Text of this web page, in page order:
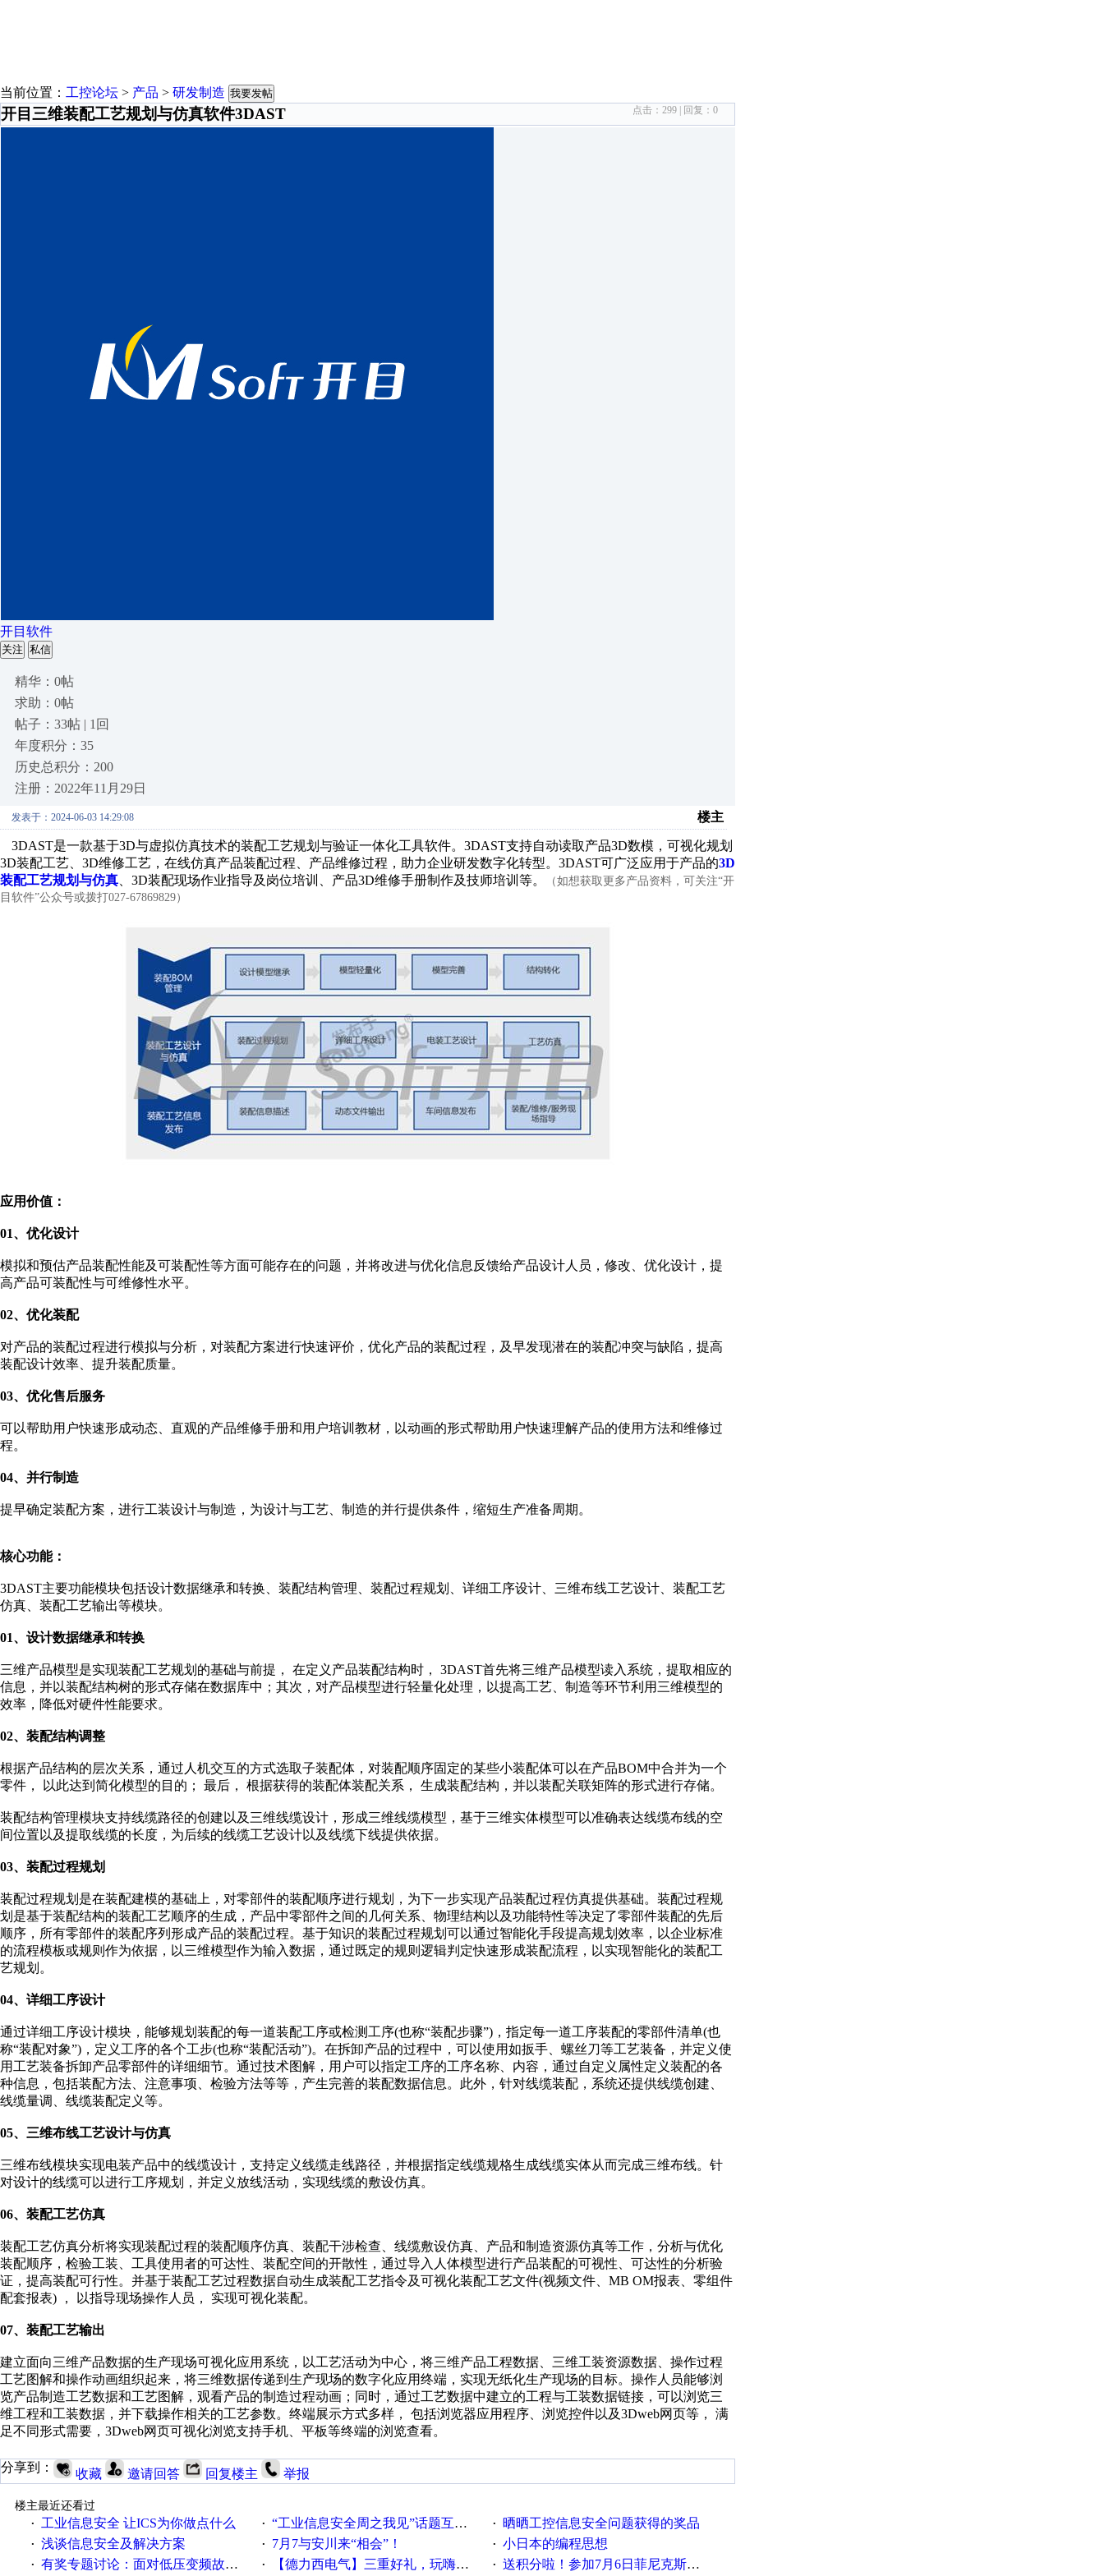
当前位置： 工控论坛 > 产品 > 研发制造 我要发帖
开目三维装配工艺规划与仿真软件3DAST 点击： 299 | 回复： 0
开目软件
关注 私信
精华：0帖
求助：0帖
帖子：33帖 | 1回
年度积分：35
历史总积分：200
注册：2022年11月29日
发表于：2024-06-03 14:29:08 楼主
3DAST是一款基于3D与虚拟仿真技术的装配工艺规划与验证一体化工具软件。 3DAST支持自动读取产品3D数模，可视化规划
3D装配工艺、 3D维修工艺，在线仿真产品装配过程、产品维修过程，助力企业研发数字化转型。 3DAST可广泛应用于产品的3D
装配工艺规划与仿真
3D装配现场作业指导及岗位培训、产品3D维修手册制作及技师培训等。 （如想获取更多产品资料，可关注“开
目软件”公众号或拨打027-67869829）
应用价值：
01、优化设计
模拟和预估产品装配性能及可装配性等方面可能存在的问题，并将改进与优化信息反馈给产品设计人员，修改、优化设计，提
高产品可装配性与可维修性水平。
02、优化装配
对产品的装配过程进行模拟与分析，对装配方案进行快速评价，优化产品的装配过程，及早发现潜在的装配冲突与缺陷，提高
装配设计效率、提升装配质量。
03、优化售后服务
可以帮助用户快速形成动态、直观的产品维修手册和用户培训教材，以动画的形式帮助用户快速理解产品的使用方法和维修过
程。
04、并行制造
提早确定装配方案，进行工装设计与制造，为设计与工艺、制造的并行提供条件，缩短生产准备周期。
核心功能：
3DAST主要功能模块包括设计数据继承和转换、装配结构管理、装配过程规划、详细工序设计、三维布线工艺设计、装配工艺
仿真、装配工艺输出等模块。
01、设计数据继承和转换
三维产品模型是实现装配工艺规划的基础与前提， 在定义产品装配结构时， 3DAST首先将三维产品模型读入系统，提取相应的
信息，并以装配结构树的形式存储在数据库中；其次，对产品模型进行轻量化处理，以提高工艺、制造等环节利用三维模型的
效率，降低对硬件性能要求。
02、装配结构调整
根据产品结构的层次关系，通过人机交互的方式选取子装配体，对装配顺序固定的某些小装配体可以在产品BOM中合并为一个
零件， 以此达到简化模型的目的； 最后， 根据获得的装配体装配关系， 生成装配结构，并以装配关联矩阵的形式进行存储。
装配结构管理模块支持线缆路径的创建以及三维线缆设计，形成三维线缆模型，基于三维实体模型可以准确表达线缆布线的空
间位置以及提取线缆的长度，为后续的线缆工艺设计以及线缆下线提供依据。
03、装配过程规划
装配过程规划是在装配建模的基础上，对零部件的装配顺序进行规划，为下一步实现产品装配过程仿真提供基础。装配过程规
划是基于装配结构的装配工艺顺序的生成，产品中零部件之间的几何关系、物理结构以及功能特性等决定了零部件装配的先后
顺序，所有零部件的装配序列形成产品的装配过程。基于知识的装配过程规划可以通过智能化手段提高规划效率，以企业标准
的流程模板或规则作为依据，以三维模型作为输入数据，通过既定的规则逻辑判定快速形成装配流程，以实现智能化的装配工
艺规划。
04、详细工序设计
通过详细工序设计模块，能够规划装配的每一道装配工序或检测工序(也称“装配步骤”)，指定每一道工序装配的零部件清单(也
称“装配对象”)，定义工序的各个工步(也称“装配活动”)。在拆卸产品的过程中，可以使用如扳手、螺丝刀等工艺装备，并定义使
用工艺装备拆卸产品零部件的详细细节。通过技术图解，用户可以指定工序的工序名称、内容，通过自定义属性定义装配的各
种信息，包括装配方法、注意事项、检验方法等等，产生完善的装配数据信息。此外，针对线缆装配，系统还提供线缆创建、
线缆量调、线缆装配定义等。
05、三维布线工艺设计与仿真
三维布线模块实现电装产品中的线缆设计，支持定义线缆走线路径，并根据指定线缆规格生成线缆实体从而完成三维布线。针
对设计的线缆可以进行工序规划，并定义放线活动，实现线缆的敷设仿真。
06、装配工艺仿真
装配工艺仿真分析将实现装配过程的装配顺序仿真、装配干涉检查、线缆敷设仿真、产品和制造资源仿真等工作，分析与优化
装配顺序，检验工装、工具使用者的可达性、装配空间的开散性，通过导入人体模型进行产品装配的可视性、可达性的分析验
证，提高装配可行性。并基于装配工艺过程数据自动生成装配工艺指令及可视化装配工艺文件(视频文件、MB OM报表、零组件
配套报表) ， 以指导现场操作人员， 实现可视化装配。
07、装配工艺输出
建立面向三维产品数据的生产现场可视化应用系统，以工艺活动为中心，将三维产品工程数据、三维工装资源数据、操作过程
工艺图解和操作动画组织起来，将三维数据传递到生产现场的数字化应用终端，实现无纸化生产现场的目标。操作人员能够浏
览产品制造工艺数据和工艺图解，观看产品的制造过程动画；同时，通过工艺数据中建立的工程与工装数据链接，可以浏览三
维工程和工装数据，并下载操作相关的工艺参数。终端展示方式多样， 包括浏览器应用程序、浏览控件以及3Dweb网页等， 满
足不同形式需要，3Dweb网页可视化浏览支持手机、平板等终端的浏览查看。
分享到： 收藏 邀请回答 回复楼主 举报
楼主最近还看过
·
工业信息安全 让ICS为你做点什么 · “工业信息安全周之我见”话题互动获奖名单发布公告 · 晒晒工控信息安全问题获得的奖品
· 浅谈信息安全及解决方案 · 7月7与安川来“相会”！ · 小日本的编程思想
· 有奖专题讨论：面对低压变频故障，老手是这样解决的！ · 【德力西电气】三重好礼，玩嗨夏日！ · 送积分啦！参加7月6日菲尼克斯在线研讨会即得